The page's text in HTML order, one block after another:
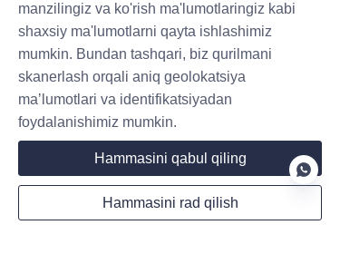
Bizning bosh ofisimiz Shenchjenda
joylashgan
Xitoyning innovatsion markazi.
Telefon
+8613632626247
Elektron pochta
info@maruikel.com
manzilingiz va ko'rish ma'lumotlaringiz kabi
shaxsiy ma'lumotlarni qayta ishlashimiz
mumkin. Bundan tashqari, biz qurilmani
skanerlash orqali aniq geolokatsiya
maʼlumotlari va identifikatsiyadan
foydalanishimiz mumkin.
Hammasini qabul qiling
Hammasini rad qilish